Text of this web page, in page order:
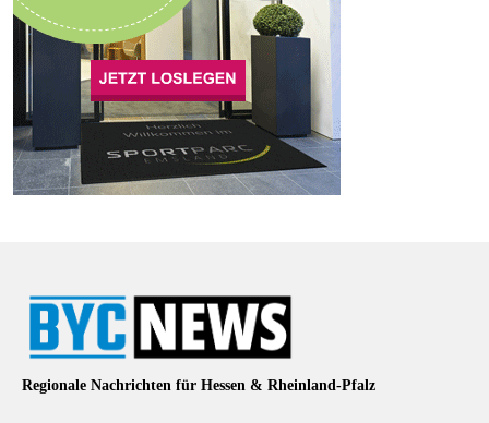
Regionale Nachrichten für Hessen & Rheinland-Pfalz